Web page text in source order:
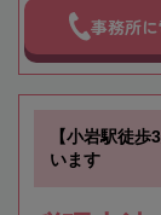
事務所
【小岩駅徒
います